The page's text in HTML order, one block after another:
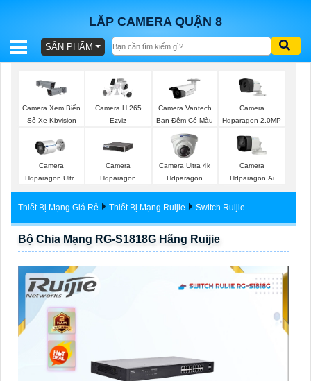
LẮP CAMERA QUẬN 8
BÁO
GÓI
SẢN
VẤN
LẮP
ĐẶT
SẢN PHẨM
Camera Xem Biển
Số Xe Kbvision
Camera H.265
Ezviz
Camera Vantech
Ban Đêm Có Màu
Camera
Hdparagon 2.0MP
Camera
Hdparagon Ultra
2K
Camera
Hdparagon
Starlight
Camera Ultra 4k
Hdparagon
Camera
Hdparagon Ai
Thiết Bị Mạng Giá Rẻ Thiết Bị Mạng Ruijie Switch Ruijie
Bộ Chia Mạng RG-S1818G Hãng Ruijie